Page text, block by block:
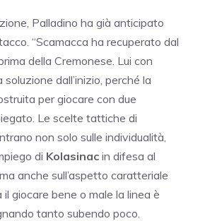
Palladino ha già anticipato
“Scamacca ha recuperato dal
della Cremonese. Lui con
dall’inizio, perché la
per giocare con due
Le scelte tattiche di
non solo sulle individualità,
di Kolasinac in difesa al
, ma anche sull’aspetto caratteriale
il giocare bene o male la linea è
tanto subendo poco.